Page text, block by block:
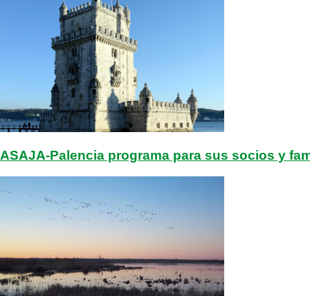
ASAJA-Palencia programa para sus socios y